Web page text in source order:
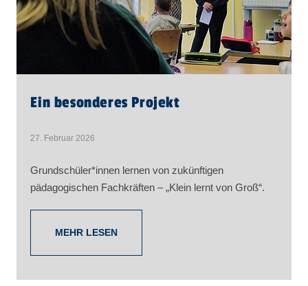
Ein besonderes Projekt
27. Februar 2026
Grundschüler*innen lernen von zukünftigen
pädagogischen Fachkräften – „Klein lernt von Groß“.
MEHR LESEN